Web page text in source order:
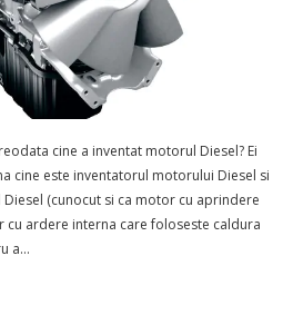
cine a inventat motorul Diesel? Ei
cine este inventatorul motorului Diesel si
(cunocut si ca motor cu aprindere
cu ardere interna care foloseste caldura
a…